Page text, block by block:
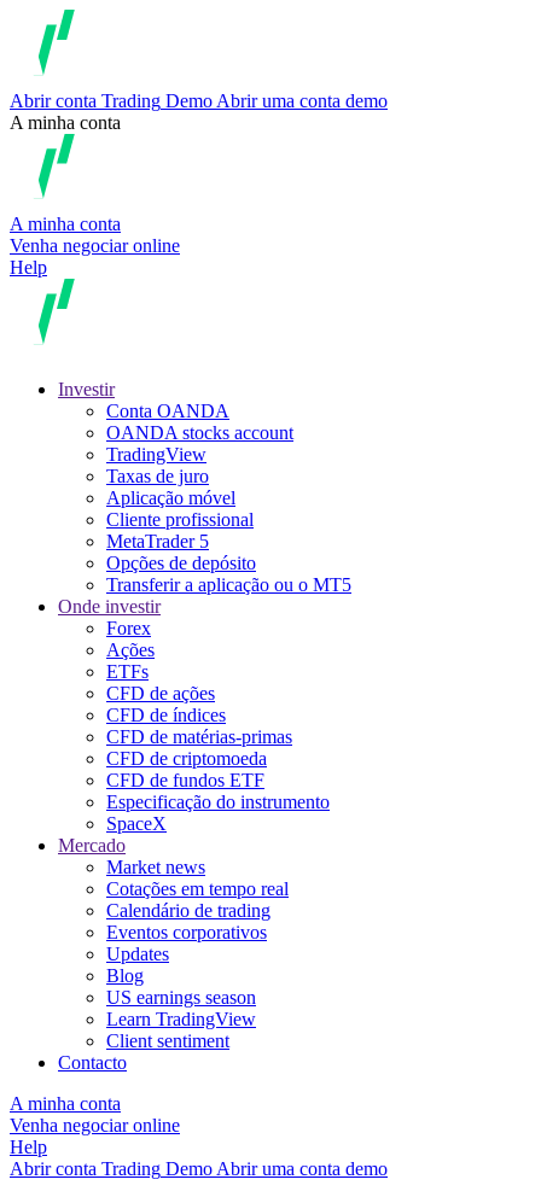
Abrir conta Trading Demo Abrir uma conta demo
A minha conta
A minha conta
Venha negociar online
Help
Investir
Conta OANDA
OANDA stocks account
TradingView
Taxas de juro
Aplicação móvel
Cliente profissional
MetaTrader 5
Opções de depósito
Transferir a aplicação ou o MT5
Onde investir
Forex
Ações
ETFs
CFD de ações
CFD de índices
CFD de matérias-primas
CFD de criptomoeda
CFD de fundos ETF
Especificação do instrumento
SpaceX
Mercado
Market news
Cotações em tempo real
Calendário de trading
Eventos corporativos
Updates
Blog
US earnings season
Learn TradingView
Client sentiment
Contacto
A minha conta
Venha negociar online
Help
Abrir conta Trading Demo Abrir uma conta demo